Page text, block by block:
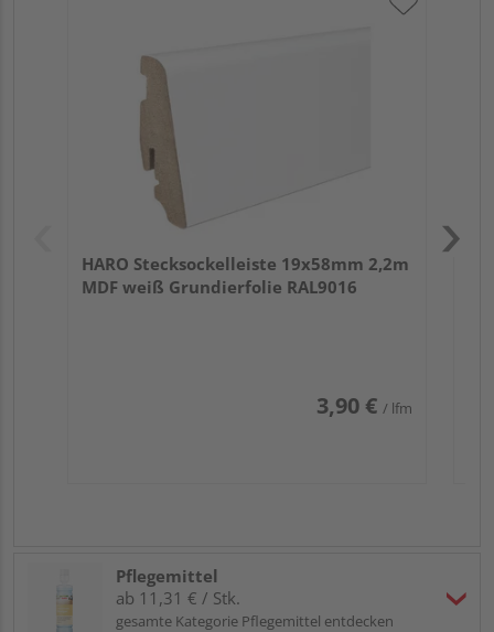
HARO Stecksockelleiste 19x58mm 2,2m
MDF weiß Grundierfolie RAL9016
3,90 € / lfm
Pflegemittel
ab 11,31 € / Stk.
gesamte Kategorie Pflegemittel entdecken